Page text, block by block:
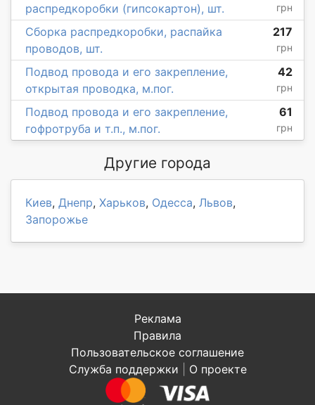
распредкоробки (гипсокартон), шт.
грн
Сборка распредкоробки, распайка
проводов, шт.
217
грн
Подвод провода и его закрепление,
открытая проводка, м.пог.
42
грн
Подвод провода и его закрепление,
гофротруба и т.п., м.пог.
61
грн
Другие города
Киев, Днепр, Харьков, Одесса, Львов,
Запорожье
Реклама
Правила
Пользовательское соглашение
Служба поддержки
О проекте